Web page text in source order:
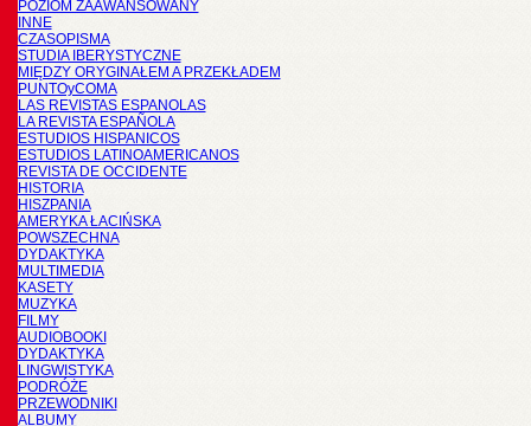
POZIOM ZAAWANSOWANY
INNE
CZASOPISMA
STUDIA IBERYSTYCZNE
MIĘDZY ORYGINAŁEM A PRZEKŁADEM
PUNTOyCOMA
LAS REVISTAS ESPANOLAS
LA REVISTA ESPAÑOLA
ESTUDIOS HISPANICOS
ESTUDIOS LATINOAMERICANOS
REVISTA DE OCCIDENTE
HISTORIA
HISZPANIA
AMERYKA ŁACIŃSKA
POWSZECHNA
DYDAKTYKA
MULTIMEDIA
KASETY
MUZYKA
FILMY
AUDIOBOOKI
DYDAKTYKA
LINGWISTYKA
PODRÓŻE
PRZEWODNIKI
ALBUMY